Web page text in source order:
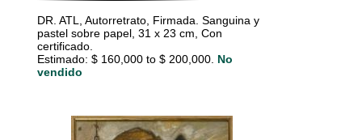
DR. ATL, Autorretrato, Firmada. Sanguina y
pastel sobre papel, 31 x 23 cm, Con
certificado.
Estimado: $ 160,000 to $ 200,000. No
vendido